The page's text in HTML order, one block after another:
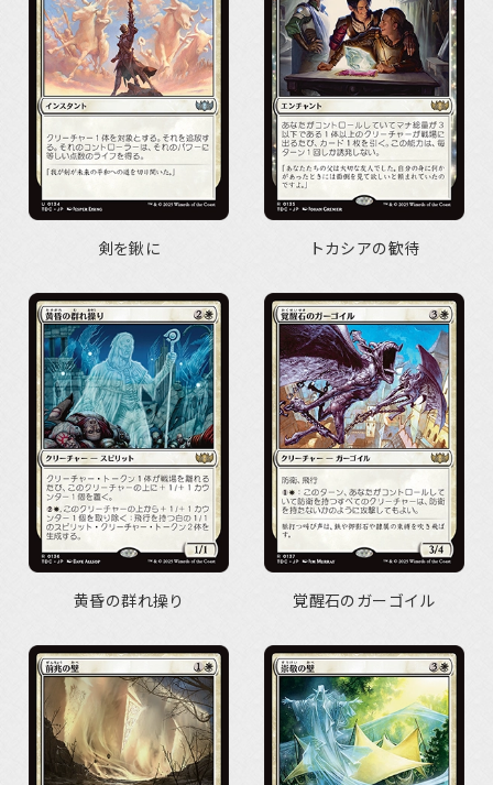
剣を鍬に トカシアの歓待
黄昏の群れ操り 覚醒石のガーゴイル